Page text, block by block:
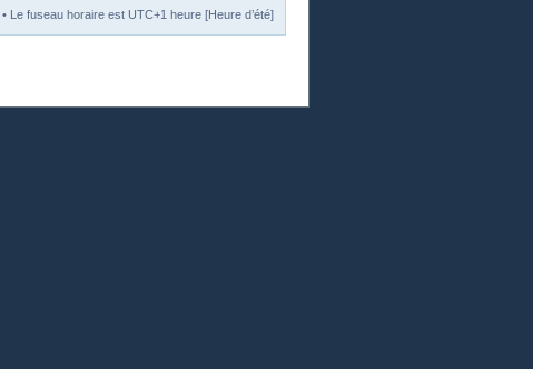
• Le fuseau horaire est UTC+1 heure [Heure d’été]